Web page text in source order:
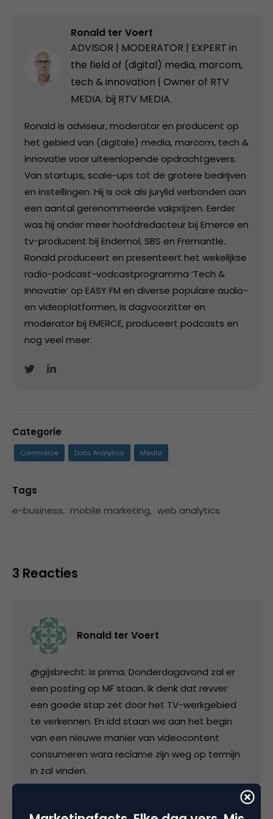
Ronald ter Voert
ADVISOR | MODERATOR | EXPERT in
the field of (digital) media, marcom,
tech & innovation | Owner of RTV
MEDIA. bij RTV MEDIA.
Ronald is adviseur, moderator en producent op
het gebied van (digitale) media, marcom, tech &
innovatie voor uiteenlopende opdrachtgevers.
Van startups, scale-ups tot de grotere bedrijven
en instellingen. Hij is ook als jurylid verbonden aan
een aantal gerenommeerde vakprijzen. Eerder
was hij onder meer hoofdredacteur bij Emerce en
tv-producent bij Endemol, SBS en Fremantle.
Ronald produceert en presenteert het wekelijkse
radio-podcast-vodcastprogramma ‘Tech &
Innovatie’ op EASY FM en diverse populaire audio-
en videoplatformen, is dagvoorzitter en
moderator bij EMERCE, produceert podcasts en
nog veel meer.
Categorie
Commerce Data Analytics Media
Tags
e-business, mobile marketing, web analytics
3 Reacties
Ronald ter Voert
@gijsbrecht: is prima. Donderdagavond zal er
een posting op MF staan. Ik denk dat revver
een goede stap zet door het TV-werkgebied
te verkennen. En idd staan we aan het begin
van een nieuwe manier van videocontent
consumeren wara reclame zijn weg op termijn
in zal vinden.
talent, ongekend-talent, etc.) flink ad de weg